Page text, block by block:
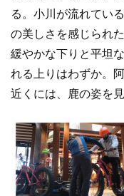
る。小川が流れてい
の美しさを感じられ
緩やかな下りと平坦
れる上りはわずか。
近くには、鹿の姿を